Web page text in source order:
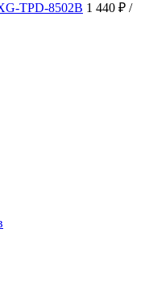
TPD-8502B 1 440 ₽ /